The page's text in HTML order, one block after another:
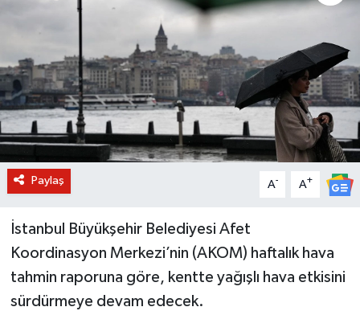
Paylaş A- A+
İstanbul Büyükşehir Belediyesi Afet
Koordinasyon Merkezi’nin (AKOM) haftalık hava
tahmin raporuna göre, kentte yağışlı hava etkisini
sürdürmeye devam edecek.